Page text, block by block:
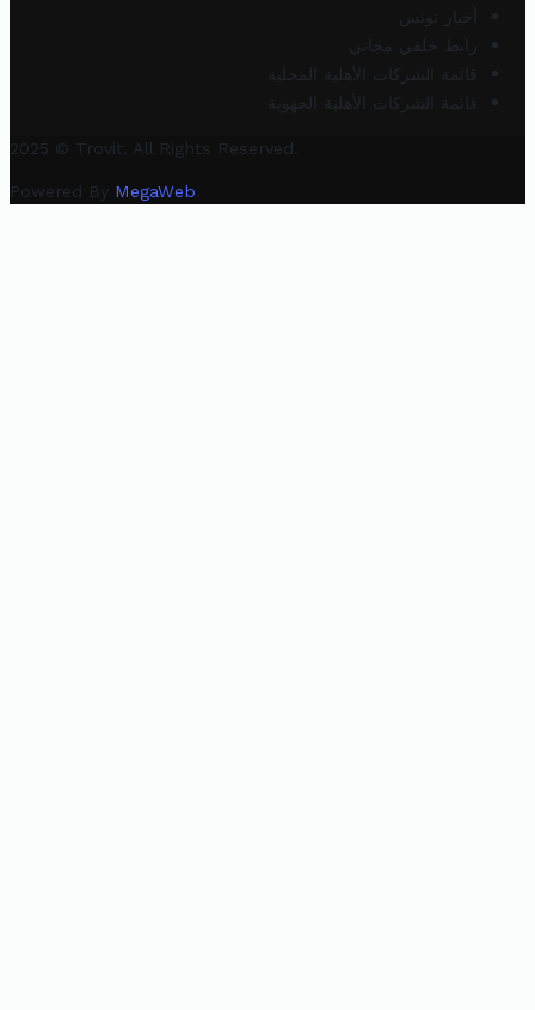
أخبار تونس
رابط خلفي مجاني
قائمة الشركات الأهلية المحلية
قائمة الشركات الأهلية الجهوية
2025 © Trovit. All Rights Reserved.
Powered By MegaWeb